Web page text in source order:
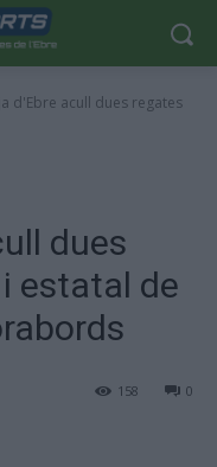
d'Ebre acull dues regates
dues
estatal de
0
158